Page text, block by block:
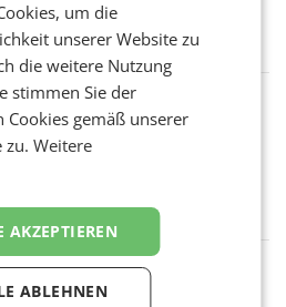
zwischen Adeg und dem
Kaufmann Jürgen Albrecht ist
freigegeben: Die
und der
BUSINESS
im Juli: Leapmotor
Auslieferungen und
die 100.000er-Marke
2026 erreichte Leapmotor einen
Fahrzeuge aus, womit sich das
gegenüber Juli 2025 mehr als
(+102
& MEDIA
Lederer wehrt sich in
um die
unserer Website zu
die weitere Nutzung
stimmen Sie der
Cookies gemäß unserer
zu.Weitere
AKZEPTIEREN
ABLEHNEN